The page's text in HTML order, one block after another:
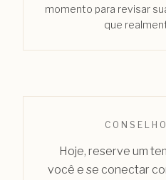
momento para revisar
que
Hoje, reserve um
você e se conectar